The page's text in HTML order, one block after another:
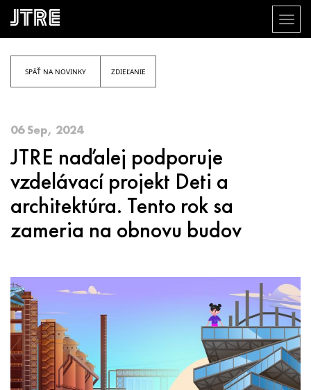
Skočiť
na
hlavnýSPÄŤ NA NOVINKY ZDIEĽANIE
06 Sep, 2024
JTRE naďalej podporuje
vzdelávací projekt Deti a
architektúra. Tento rok sa
zameria na obnovu budov